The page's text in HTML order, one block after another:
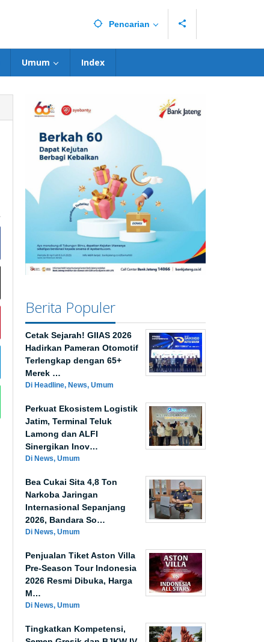
Pencarian
Umum Index
Berita Populer
Cetak Sejarah! GIIAS 2026
Hadirkan Pameran Otomotif
Terlengkap dengan 65+
Merek …
Di Headline, News, Umum
Perkuat Ekosistem Logistik
Jatim, Terminal Teluk
Lamong dan ALFI
Sinergikan Inov…
Di News, Umum
Bea Cukai Sita 4,8 Ton
Narkoba Jaringan
Internasional Sepanjang
2026, Bandara So…
Di News, Umum
Penjualan Tiket Aston Villa
Pre-Season Tour Indonesia
2026 Resmi Dibuka, Harga
M…
Di News, Umum
Tingkatkan Kompetensi,